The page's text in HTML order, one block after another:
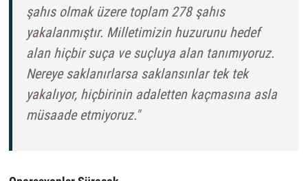
şahıs olmak üzere toplam 278 şahıs
yakalanmıştır. Milletimizin huzurunu hedef
alan hiçbir suça ve suçluya alan tanımıyoruz.
Nereye saklanırlarsa saklansınlar tek tek
yakalıyor, hiçbirinin adaletten kaçmasına asla
müsaade etmiyoruz."